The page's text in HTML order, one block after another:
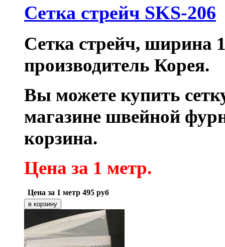
Сетка стрейч SKS-206
Сетка стрейч, ширина
производитель Корея.
Вы можете купить
магазине швейной
корзина.
Цена за 1 метр.
Цена за 1 метр 495 руб